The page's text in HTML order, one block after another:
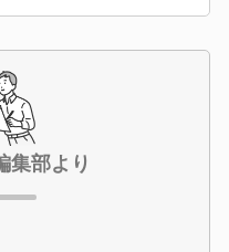
集部より